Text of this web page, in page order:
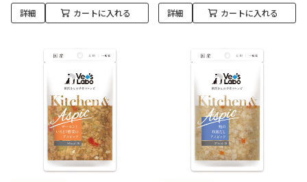
詳細 カートに入れる 詳細 カートに入れる